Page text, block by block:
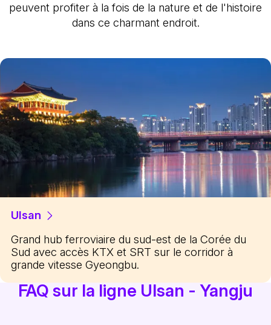
peuvent profiter à la fois de la nature et de l'histoire
dans ce charmant endroit.
Ulsan
Grand hub ferroviaire du sud-est de la Corée du
Sud avec accès KTX et SRT sur le corridor à
grande vitesse Gyeongbu.
FAQ sur la ligne Ulsan - Yangju